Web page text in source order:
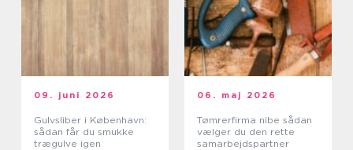
09. juni 2026
Gulvsliber i København:
sådan får du smukke
trægulve igen
06. maj 2026
Tømrerfirma nibe sådan
vælger du den rette
samarbejdspartner